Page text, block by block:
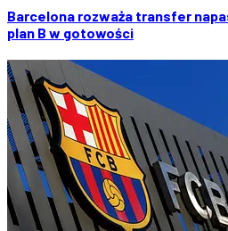
Barcelona rozważa transfer
plan B w gotowości